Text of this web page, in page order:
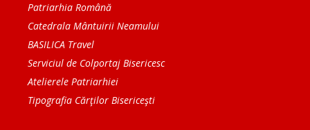
Patriarhia Română
Catedrala Mântuirii Neamului
BASILICA Travel
Serviciul de Colportaj Bisericesc
Atelierele Patriarhiei
Tipografia Cărţilor Bisericeşti